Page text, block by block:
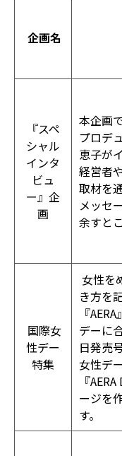
企画名
『スペ
シャル
インタ
ビュ
ー』企
画
本企画
プロデ
恵子が
経営者
取材を
メッセ
余すと
国際女
性デー
特集
女性を
き方を
『
デーに
日発売
女性デ
『
ージを
す。